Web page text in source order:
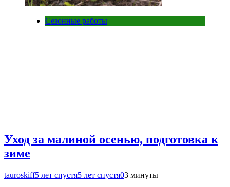
Сезонные работы
Уход за малиной осенью, подготовка к
зиме
tauroskiff5 лет спустя5 лет спустя03 минуты